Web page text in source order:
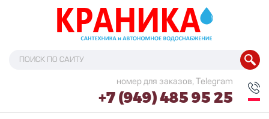
номер для заказов, Telegram
+7 (949) 485 95 25